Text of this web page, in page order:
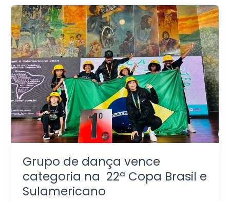
Grupo de dança vence
categoria na 22ª Copa Brasil e
Sulamericano